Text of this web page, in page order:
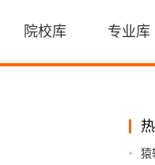
院校库 专业库
猿